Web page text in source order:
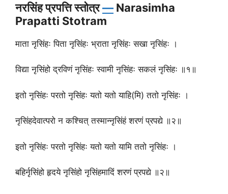
नरसिंह प्रपत्ति स्तोत्र— Narasimha
Prapatti Stotram
माता नृसिंहः पिता नृसिंहः भ्राता नृसिंहः सखा नृसिंहः ।
विद्या नृसिंहो द्रविणं नृसिंहः स्वामी नृसिंहः सकलं नृसिंहः ॥१॥
इतो नृसिंहः परतो नृसिंहः यतो यतो याहि(मि) ततो नृसिंहः ।
नृसिंहदेवात्परो न कश्चित् तस्मान्नृसिंहं शरणं प्रपद्ये ॥२॥
इतो नृसिंहः परतो नृसिंहः यतो यतो यामि ततो नृसिंहः ।
बहिर्नृसिंहो हृदये नृसिंहो नृसिंहमादिं शरणं प्रपद्ये ॥२॥